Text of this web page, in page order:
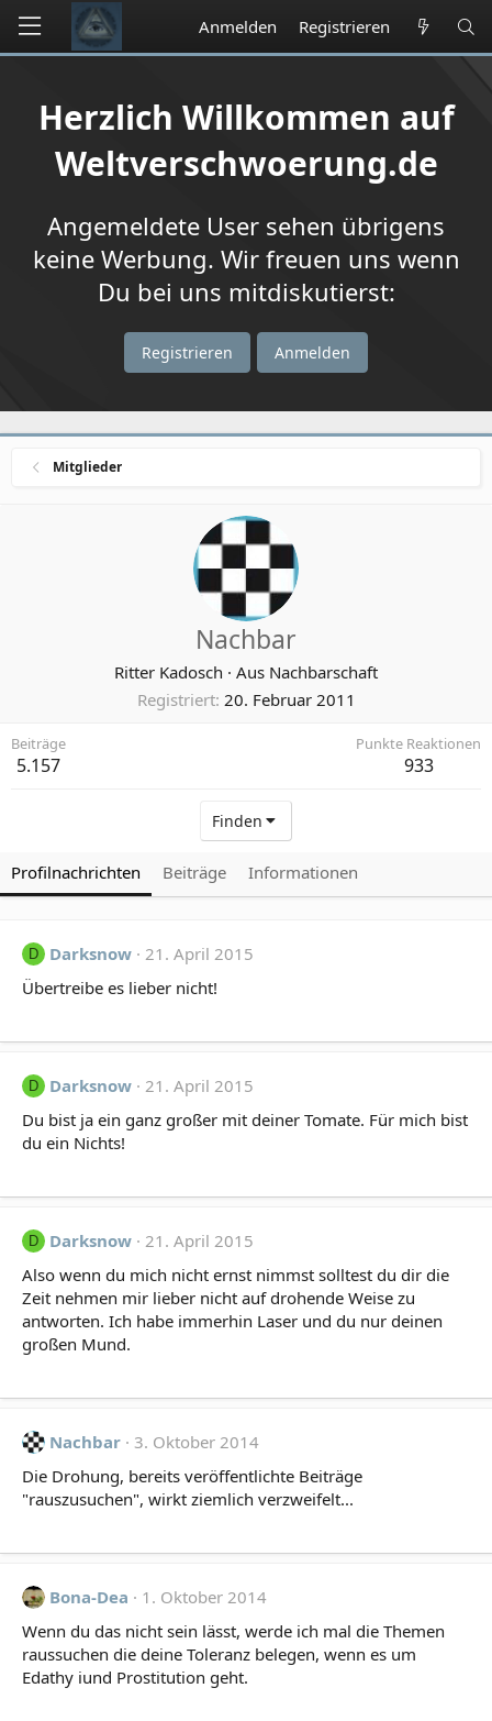
Anmelden Registrieren
Herzlich Willkommen auf
Weltverschwoerung.de
Angemeldete User sehen übrigens
keine Werbung. Wir freuen uns wenn
Du bei uns mitdiskutierst:
Registrieren Anmelden
Mitglieder
Nachbar
Ritter Kadosch · Aus Nachbarschaft
Registriert 20. Februar 2011
Beiträge
5.157
Punkte Reaktionen
933
Finden
Profilnachrichten Beiträge Informationen
D Darksnow 21. April 2015
Übertreibe es lieber nicht!
D Darksnow 21. April 2015
Du bist ja ein ganz großer mit deiner Tomate. Für mich bist
du ein Nichts!
D Darksnow 21. April 2015
Also wenn du mich nicht ernst nimmst solltest du dir die
Zeit nehmen mir lieber nicht auf drohende Weise zu
antworten. Ich habe immerhin Laser und du nur deinen
großen Mund.
Nachbar
3. Oktober 2014
Die Drohung, bereits veröffentlichte Beiträge
"rauszusuchen", wirkt ziemlich verzweifelt...
Bona-Dea
1. Oktober 2014
Wenn du das nicht sein lässt, werde ich mal die Themen
raussuchen die deine Toleranz belegen, wenn es um
Edathy iund Prostitution geht.